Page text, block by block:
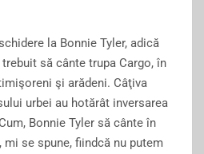
la Bonnie Tyler, adică
să cânte trupa Cargo, în
şi arădeni. Câţiva
urbei au hotărât inversarea
Bonnie Tyler să cânte în
mi se spune, fiindcă nu putem